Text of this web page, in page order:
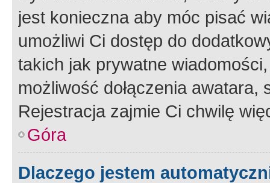
jest konieczna aby móc pisać
umożliwi Ci dostęp do
takich jak prywatne
możliwość dołączenia
Rejestracja zajmie Ci chwilę
Góra
Dlaczego jestem